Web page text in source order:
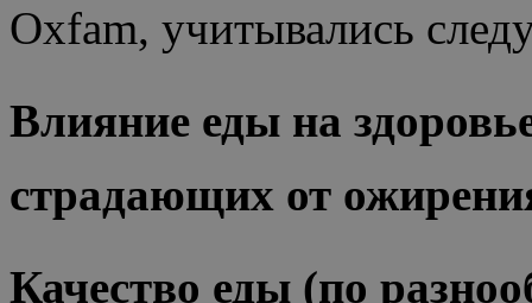
Oxfam, учитывались
Влияние еды на
страдающих от
Качество еды (по